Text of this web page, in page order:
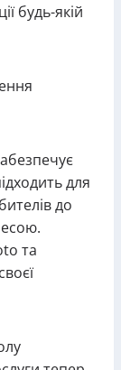
будь-якій
для
до
та